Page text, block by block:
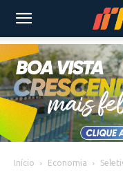
Início Economia